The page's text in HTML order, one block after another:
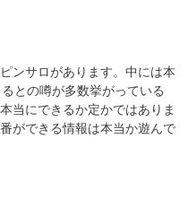
ンサロがあります。中には本
との噂が多数挙がっている
当にできるか定かではありま
ができる情報は本当か遊んで